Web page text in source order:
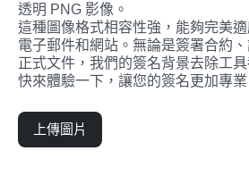
透明 PNG 影像。
這種圖像格式相容性強，能夠完美
電子郵件和網站。無論是簽署合約
正式文件，我們的簽名背景去除工
快來體驗一下，讓您的簽名更加專業
上傳圖片